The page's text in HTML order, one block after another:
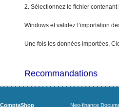
2. Sélectionnez le fichier
Windows et validez l’importation
Une fois les données importées,
Recommandations
ComptaShop
Neo-finance